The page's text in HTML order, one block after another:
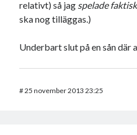
relativt) så jag spelade
ska nog tilläggas.)
Underbart slut på en sån där
#25 november 2013 23:25